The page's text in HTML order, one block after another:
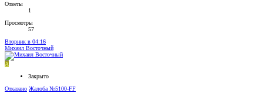
Ответы
1
Просмотры
57
Вторник в 04:16
Михаил Восточный
A
Закрыто
Отказано Жалоба №5100-FF